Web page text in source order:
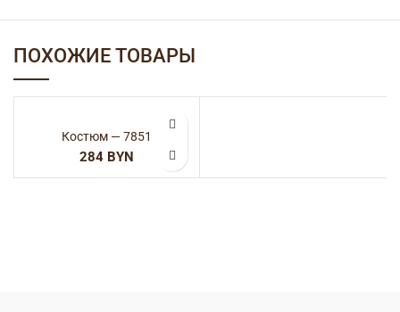
ПОХОЖИЕ ТОВАРЫ
Костюм — 7851
BYN